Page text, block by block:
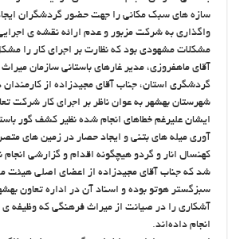
سازه های سبک مکانی را جهت حضور گردشگران
واگذاری به شرکت مزبور و عدم ارائه نقشه ی
مشکلات مشهودی بود که نظارت بر اجرای کار را
آقای ماهفروزی، مدیر غارهای باستانی سازمان
گردشگری استان، جناب آقای مجیدزاده از
شهرستان بهشهر به عوان ناظر بر اجرای کار شرکت
ایشان علیرغم خطاهای انجام شده نظیر کشف گور
آوری میله های بتنی و ایجاد حصار در زمین های
کهنسال انار و گردو هیچگونه اقدام و گزارشی
شد که جناب آقای مجیدزاده از اعضای اصلی هیئت
سبزگستر هوتو بوده و اسناد آن در اداره تعاون
آشکاری را در صیانت از میراث فرهنگی که وظیفه ی
انجام داده‌اند.